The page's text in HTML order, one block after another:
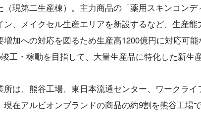
現第二生産棟）。主力商品の「薬用スキンコンデ
、メイクセル生産エリアを新設するなど、生産
増加への対応を図るため生産高1200億円に対応可
工・稼動を目指して、大量生産品に特化した新生
所は、熊谷工場、東日本流通センター、ワークラ
在アルビオンブランドの商品の約9割を熊谷工場で